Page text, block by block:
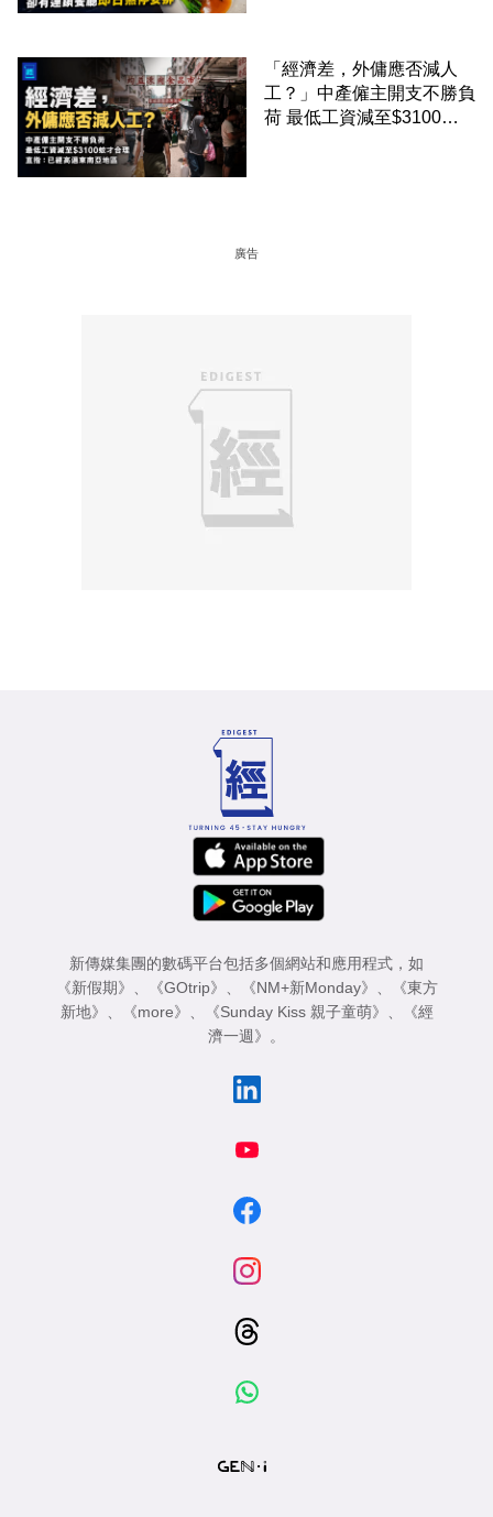
「經濟差，外傭應否減人
工？」中產僱主開支不勝負
荷 最低工資減至$3100蚊
廣告
新傳媒集團的數碼平台包括多個網站和應用程式，如
《新假期》
《GOtrip》 《NM+新Monday》
《東方
新地》
《more》 《Sunday Kiss 親子童萌》
《經
濟一週》
。